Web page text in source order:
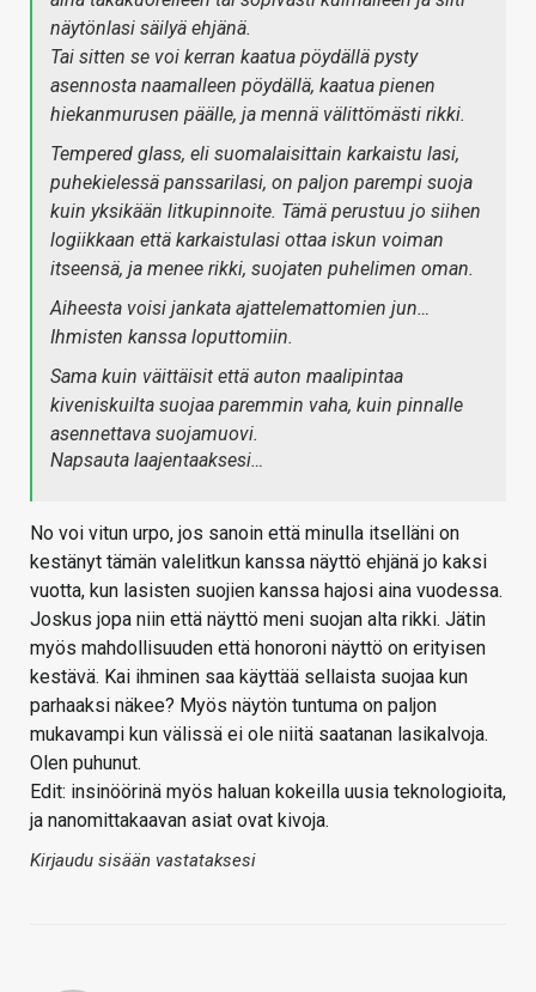
näytönlasi säilyä ehjänä.
Tai sitten se voi kerran kaatua pöydällä pysty
asennosta naamalleen pöydällä, kaatua pienen
hiekanmurusen päälle, ja mennä välittömästi rikki.
Tempered glass, eli suomalaisittain karkaistu lasi,
puhekielessä panssarilasi, on paljon parempi suoja
kuin yksikään litkupinnoite. Tämä perustuu jo siihen
logiikkaan että karkaistulasi ottaa iskun voiman
itseensä, ja menee rikki, suojaten puhelimen oman.
Aiheesta voisi jankata ajattelemattomien jun…
Ihmisten kanssa loputtomiin.
Sama kuin väittäisit että auton maalipintaa
kiveniskuilta suojaa paremmin vaha, kuin pinnalle
asennettava suojamuovi.
Napsauta laajentaaksesi…
No voi vitun urpo, jos sanoin että minulla itselläni on
kestänyt tämän valelitkun kanssa näyttö ehjänä jo kaksi
vuotta, kun lasisten suojien kanssa hajosi aina vuodessa.
Joskus jopa niin että näyttö meni suojan alta rikki. Jätin
myös mahdollisuuden että honoroni näyttö on erityisen
kestävä. Kai ihminen saa käyttää sellaista suojaa kun
parhaaksi näkee? Myös näytön tuntuma on paljon
mukavampi kun välissä ei ole niitä saatanan lasikalvoja.
Olen puhunut.
Edit: insinöörinä myös haluan kokeilla uusia teknologioita,
ja nanomittakaavan asiat ovat kivoja.
Kirjaudu sisään vastataksesi